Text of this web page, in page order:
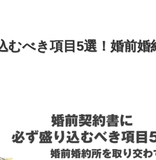
むべき項目5選！婚前